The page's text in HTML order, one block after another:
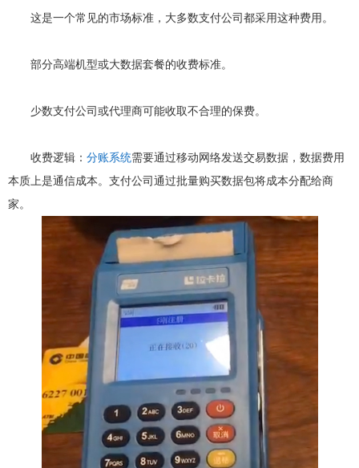
这是一个常见的市场标准，大多数支付公司都采用这种费用。
部分高端机型或大数据套餐的收费标准。
少数支付公司或代理商可能收取不合理的保费。
收费逻辑： 分账系统需要通过移动网络发送交易数据，数据费用
本质上是通信成本。支付公司通过批量购买数据包将成本分配给商
家。